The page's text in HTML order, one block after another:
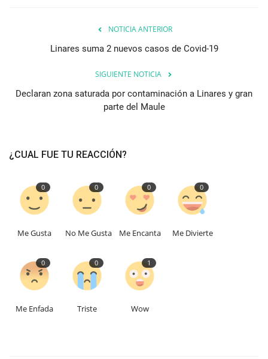
NOTICIA ANTERIOR
Linares suma 2 nuevos casos de Covid-19
SIGUIENTE NOTICIA
Declaran zona saturada por contaminación a Linares y gran
parte del Maule
¿CUAL FUE TU REACCIÓN?
0
Me Gusta
0
No Me Gusta
0
Me Encanta
0
Me Divierte
0
Me Enfada
0
Triste
1
Wow